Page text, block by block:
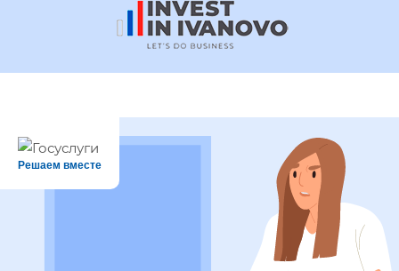
Решаем вместе